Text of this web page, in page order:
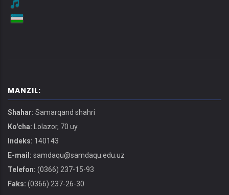
MANZIL:
Shahar: Samarqand shahri
Ko'cha: Lolazor, 70 uy
Indeks: 140143
E-mail: samdaqu@samdaqu.edu.uz
Telefon: (0366) 237-15-93
Faks: (0366) 237-26-30